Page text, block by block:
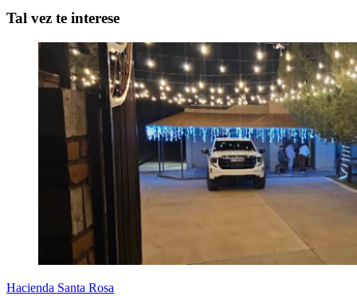
Tal vez te interese
Hacienda Santa Rosa